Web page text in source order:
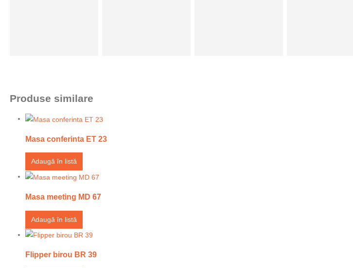
Produse similare
Masa conferinta ET 23
Adaugă în listă
Masa meeting MD 67
Adaugă în listă
Flipper birou BR 39